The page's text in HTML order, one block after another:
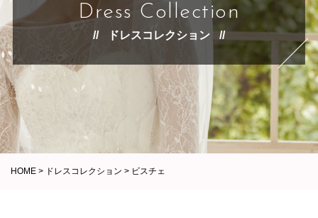
Dress Collection
ドレスコレクション
HOME > ドレスコレクション > ビスチェ